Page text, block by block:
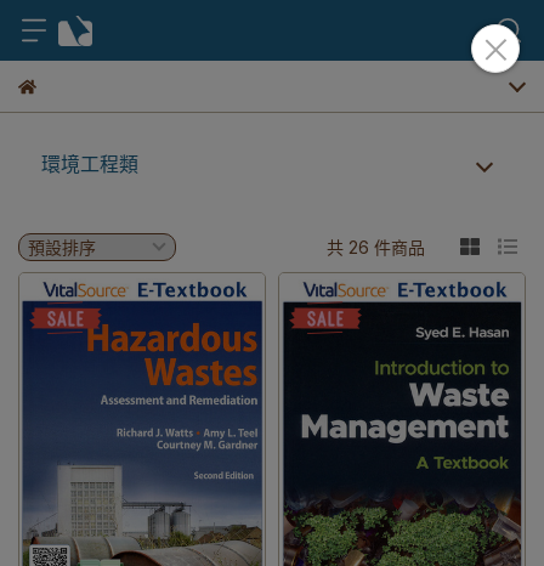
環境工程類
共 26 件商品